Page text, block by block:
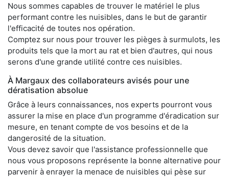
Nous sommes capables de trouver le matériel le plus
performant contre les nuisibles, dans le but de garantir
l'efficacité de toutes nos opération.
Comptez sur nous pour trouver les pièges à surmulots, les
produits tels que la mort au rat et bien d'autres, qui nous
serons d'une grande utilité contre ces nuisibles.
À Margaux des collaborateurs avisés pour une
dératisation absolue
Grâce à leurs connaissances, nos experts pourront vous
assurer la mise en place d'un programme d'éradication sur
mesure, en tenant compte de vos besoins et de la
dangerosité de la situation.
Vous devez savoir que l'assistance professionnelle que
nous vous proposons représente la bonne alternative pour
parvenir à enrayer la menace de nuisibles qui pèse sur